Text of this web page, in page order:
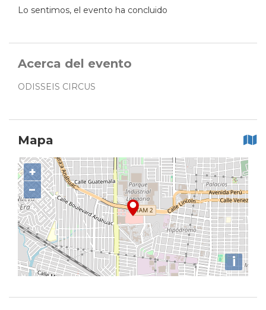
Lo sentimos, el evento ha concluido
Acerca del evento
ODISSEIS CIRCUS
Mapa
+
−
i